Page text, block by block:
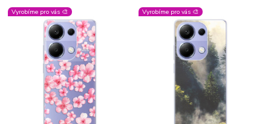
Vyrobíme pro vás 🎨 Vyrobíme pro vás 🎨